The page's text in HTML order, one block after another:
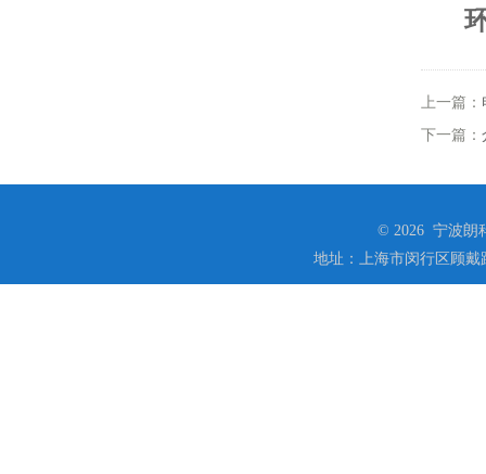
上一篇：
下一篇：
© 2026 宁波朗
地址：上海市闵行区顾